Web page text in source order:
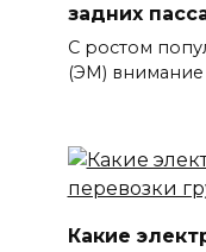
задних
С ростом
(ЭМ) внимание
Какие